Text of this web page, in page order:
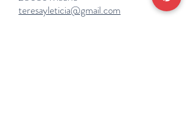
teresayleticia@gmail.com